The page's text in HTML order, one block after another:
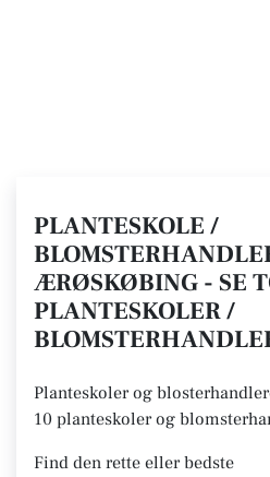
PLANTESKOLE /
ÆRØSKØBING - SE
PLANTESKOLER /
Planteskoler og
10 planteskoler og
Find den rette eller bedste